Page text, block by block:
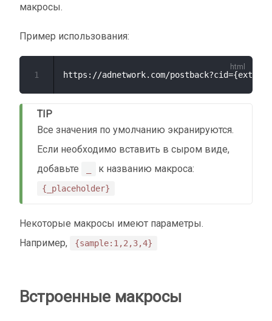
макросы.
Пример использования:
1
TIP
Все значения по умолчанию экранируются.
Если необходимо вставить в сыром виде,
добавьте
к названию макроса:
{_placeholder}
Некоторые макросы имеют параметры.
Например,
{sample:1,2,3,4}
Встроенные макросы